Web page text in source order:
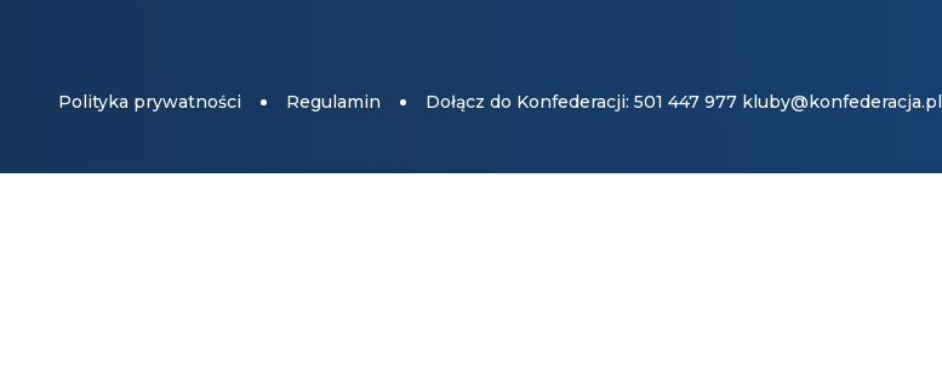
Polityka prywatności Regulamin Dołącz do Konfederacji: 501 447 977 kluby@konfederacja.pl